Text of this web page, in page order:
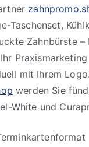
Taschenset,
Zahnbürste
mit Ihrem
werden Sie
White und